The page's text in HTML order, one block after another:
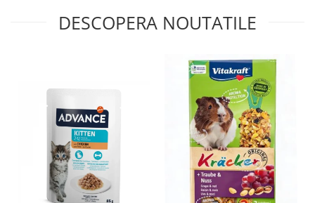
DESCOPERA NOUTATILE